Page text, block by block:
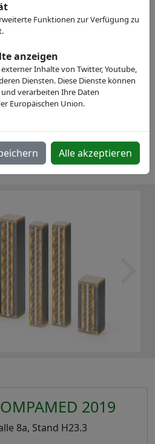
2019
8a, Stand H23.3
Funktionen zur Verfügung zu
anzeigen
Inhalte von Twitter, Youtube,
Diensten. Diese Dienste können
verarbeiten Ihre Daten
Europäischen Union.
Alle akzeptieren